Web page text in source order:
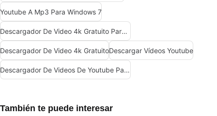
Youtube A Mp3 Para Windows 7
Descargador De Video 4k Gratuito Para Android
Descargador De Video 4k GratuitoDescargar Vídeos Youtube
Descargador De Videos De Youtube Para Windows 7
También te puede interesar